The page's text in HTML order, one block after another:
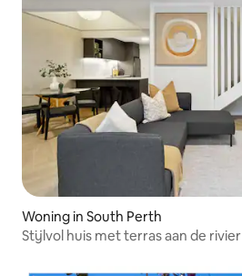
Woning in South Perth
Stijlvol huis met terras aan de rivier